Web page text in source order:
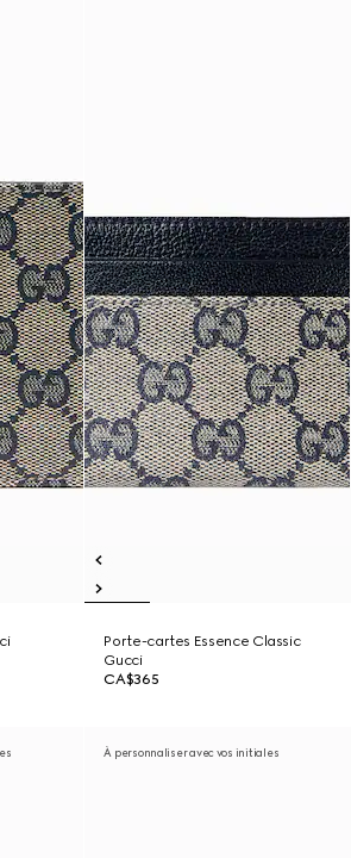
Porte-cartes Essence Classic
Gucci
CA$365
À personnaliser avec vos initiales